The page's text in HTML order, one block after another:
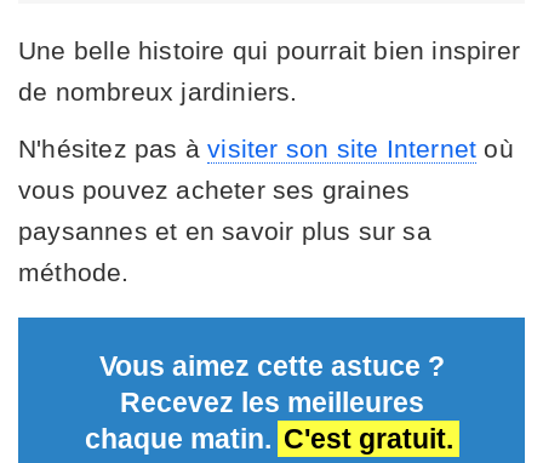
Une belle histoire qui pourrait bien inspirer
de nombreux jardiniers.
N'hésitez pas àvisiter son site Internet où
vous pouvez acheter ses graines
paysannes et en savoir plus sur sa
méthode.
Vous aimez cette astuce ?
Recevez les meilleures
chaque matin. C'est gratuit.